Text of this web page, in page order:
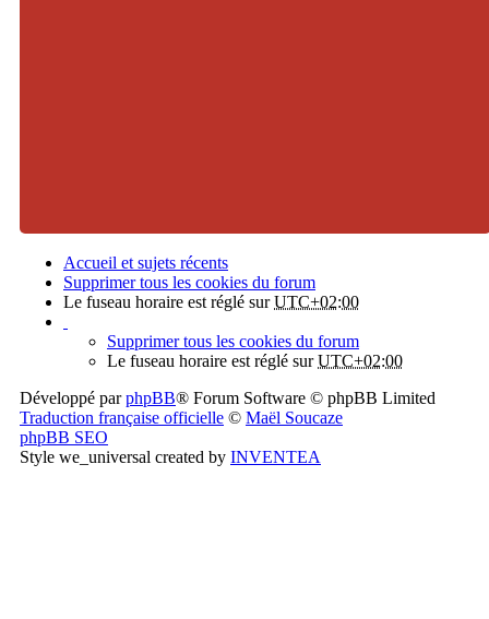
Accueil et sujets récents
Supprimer tous les cookies du forum
Le fuseau horaire est réglé surUTC+02:00
Supprimer tous les cookies du forum
Le fuseau horaire est réglé surUTC+02:00
Développé parphpBB® Forum Software © phpBB Limited
Traduction française officielle © Maël Soucaze
phpBB SEO
Style we_universal created by INVENTEA